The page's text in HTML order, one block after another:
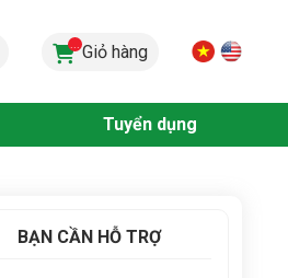
...Giỏ hàng
Tuyển dụng
BẠN CẦN HỖ TRỢ